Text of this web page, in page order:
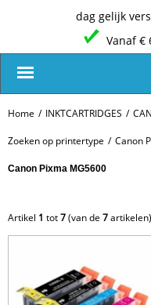
dag gelijk
Vanaf €
Home / INKTCARTRIDGES /
Zoeken op printertype / Canon
Canon Pixma MG5600
Artikel 1 tot7(van de 7